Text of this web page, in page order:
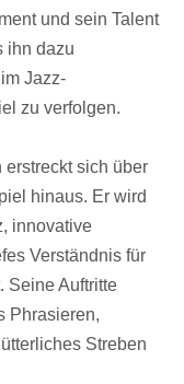
und sein Talent
ihn dazu
Jazz-
zu verfolgen.
sich über
hinaus. Er wird
innovative
Verständnis für
Seine Auftritte
Phrasieren,
Streben